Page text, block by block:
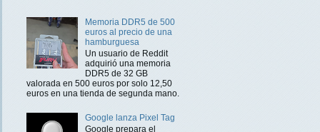
Memoria DDR5 de 500
euros al precio de una
hamburguesa
Un usuario de Reddit
adquirió una memoria
DDR5 de 32 GB
valorada en 500 euros por solo 12,50
euros en una tienda de segunda mano.
Google lanza Pixel Tag
Google prepara el